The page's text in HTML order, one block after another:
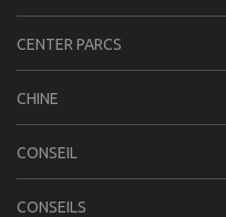
CENTER PARCS
CHINE
CONSEIL
CONSEILS